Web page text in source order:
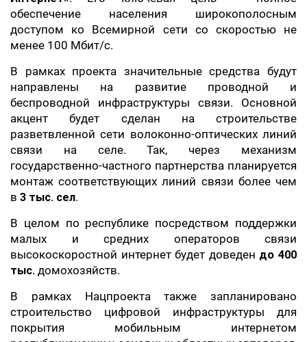
обеспечение населения широкополосным
доступом ко Всемирной сети со скоростью не
менее 100 Мбит/с.
В рамках проекта значительные средства будут
направлены на развитие проводной и
беспроводной инфраструктуры связи. Основной
акцент будет сделан на строительстве
разветвленной сети волоконно-оптических линий
связи на селе. Так, через механизм
государственно-частного партнерства планируется
монтаж соответствующих линий связи более чем
в 3 тыс. сел.
В целом по республике посредством поддержки
малых и средних операторов связи
высокоскоростной интернет будет доведен до 400
тыс. домохозяйств.
В рамках Нацпроекта также запланировано
строительство цифровой инфраструктуры для
покрытия мобильным интернетом